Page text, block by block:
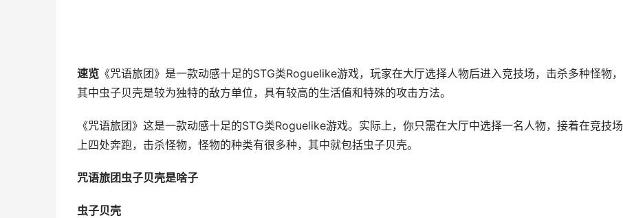
速览 《咒语旅团》是一款动感十足的STG类Roguelike游戏，玩家在大厅选择人物后进入竞技场，击杀多种怪物，
其中虫子贝壳是较为独特的敌方单位，具有较高的生活值和特殊的攻击方法。
《咒语旅团》这是一款动感十足的STG类Roguelike游戏。实际上，你只需在大厅中选择一名人物，接着在竞技场
上四处奔跑，击杀怪物，怪物的种类有很多种，其中就包括虫子贝壳。
咒语旅团虫子贝壳是啥子
虫子贝壳